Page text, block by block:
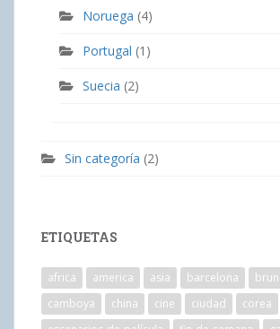
Noruega (4)
Portugal (1)
Suecia (2)
Sin categoría (2)
ETIQUETAS
africa america asia barcelona
camboya
china cine ciudad corea